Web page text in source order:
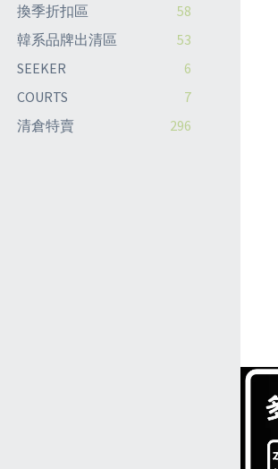
換季折扣區
58
韓系品牌出清區
53
SEEKER
6
COURTS
7
清倉特賣
296